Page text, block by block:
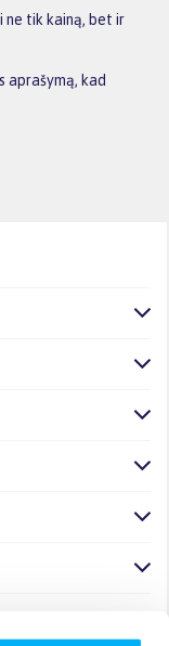
ne tik kainą, bet ir
aprašymą, kad